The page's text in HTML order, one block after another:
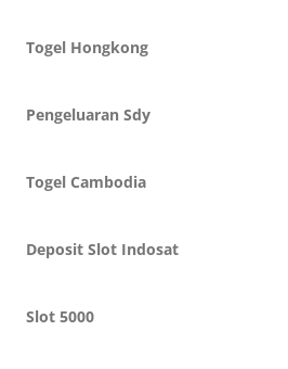
Togel Hongkong
Pengeluaran Sdy
Togel Cambodia
Deposit Slot Indosat
Slot 5000